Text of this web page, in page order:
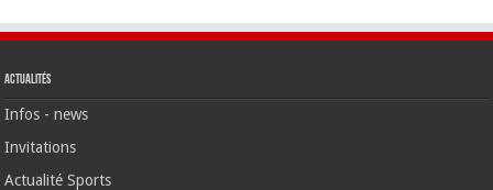
Actualités
Infos - news
Invitations
Actualité Sports